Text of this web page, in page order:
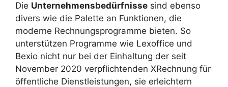
Die Unternehmensbedürfnisse sind ebenso
divers wie die Palette an Funktionen, die
moderne Rechnungsprogramme bieten. So
unterstützen Programme wie Lexoffice und
Bexio nicht nur bei der Einhaltung der seit
November 2020 verpflichtenden XRechnung für
öffentliche Dienstleistungen, sie erleichtern